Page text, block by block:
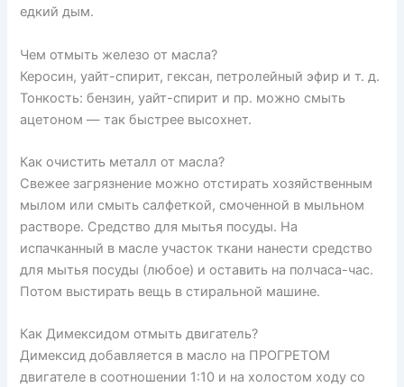
едкий дым.
Чем отмыть железо от масла?
Керосин, уайт-спирит, гексан, петролейный эфир и т. д.
Тонкость: бензин, уайт-спирит и пр. можно смыть
ацетоном — так быстрее высохнет.
Как очистить металл от масла?
Свежее загрязнение можно отстирать хозяйственным
мылом или смыть салфеткой, смоченной в мыльном
растворе. Средство для мытья посуды. На
испачканный в масле участок ткани нанести средство
для мытья посуды (любое) и оставить на полчаса-час.
Потом выстирать вещь в стиральной машине.
Как Димексидом отмыть двигатель?
Димексид добавляется в масло на ПРОГРЕТОМ
двигателе в соотношении 1:10 и на холостом ходу со